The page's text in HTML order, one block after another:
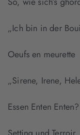
„Ich bin in der
Oeufs en meurette
„Sirene, Irene,
Essen Enten Enten?